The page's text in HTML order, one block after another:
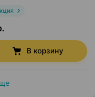
В корзину